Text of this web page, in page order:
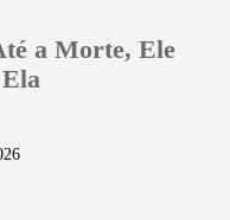
a Morte, Ele